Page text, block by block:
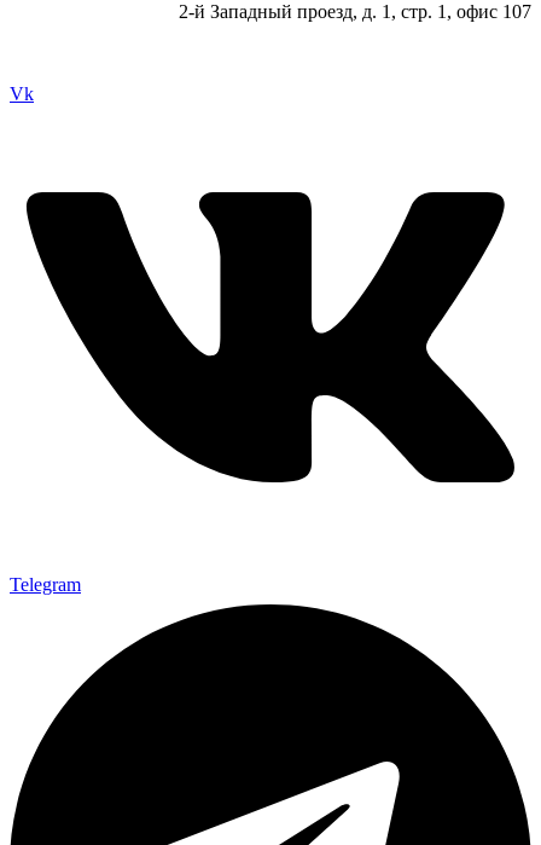
2-й Западный проезд, д. 1, стр. 1, офис 107
Vk
Telegram